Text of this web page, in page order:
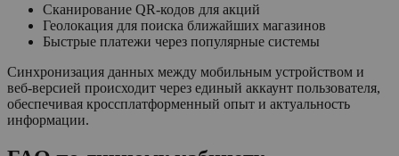
Сканирование QR-кодов для акций
Геолокация для поиска ближайших магазинов
Быстрые платежи через популярные системы
Синхронизация данных между мобильным устройством и
веб-версией происходит через единый аккаунт пользователя,
обеспечивая кроссплатформенный опыт и актуальность
информации.